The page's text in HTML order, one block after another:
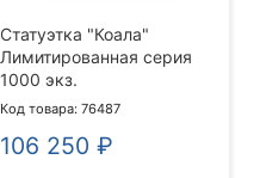
Статуэтка "Коала"
Лимитированная серия
1000 экз.
Код товара: 76487
106 250 ₽